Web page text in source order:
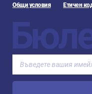
Общи условия Етичен